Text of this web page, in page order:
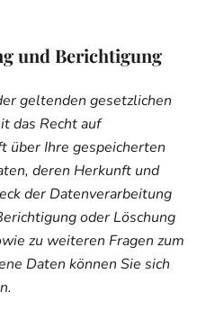
und Berichtigung
geltenden gesetzlichen
das Recht auf
über Ihre gespeicherten
deren Herkunft und
der Datenverarbeitung
oder Löschung
zu weiteren Fragen zum
Daten können Sie sich